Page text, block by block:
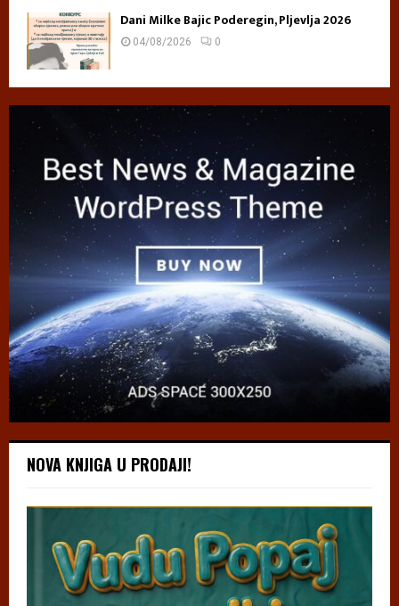
Dani Milke Bajic Poderegin, Pljevlja 2026
04/08/2026 0
NOVA KNJIGA U PRODAJI!